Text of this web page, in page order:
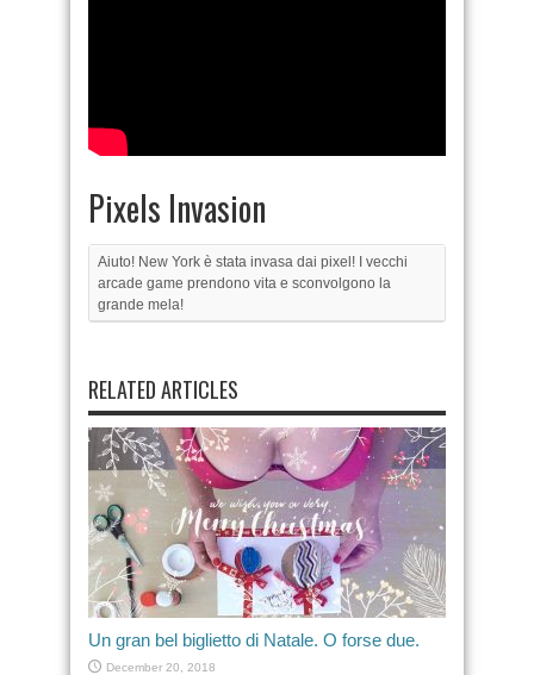
Pixels Invasion
Aiuto! New York è stata invasa dai pixel! I vecchi
arcade game prendono vita e sconvolgono la
grande mela!
RELATED ARTICLES
Un gran bel biglietto di Natale. O forse due.
December 20, 2018